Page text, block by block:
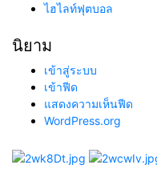
ไฮไลท์ฟุตบอล
นิยาม
เข้าสู่ระบบ
เข้าฟีด
แสดงความเห็นฟีด
WordPress.org